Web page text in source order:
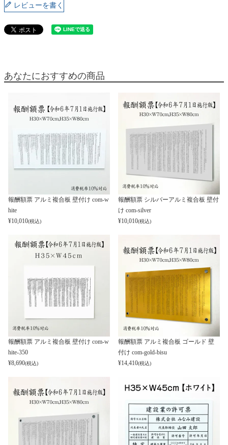
レビューを書く
あなたにおすすめの商品
報酬額票 アルミ複合板 壁付け com-w
hite
¥10,010(税込)
報酬額票 シルバーアルミ複合板 壁付
け com-silver
¥10,010(税込)
報酬額票 アルミ複合板 壁付け com-w
hite-350
¥8,690(税込)
報酬額票 アルミ複合板 ゴールド 壁
付け com-gold-bisu
¥14,410(税込)